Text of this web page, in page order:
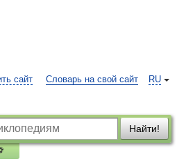
RU
сайт Словарь на свой сайт
Найти!